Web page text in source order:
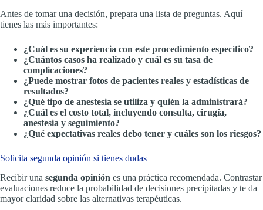
Antes de tomar una decisión, prepara una lista de preguntas. Aquí
tienes las más importantes:
¿Cuál es su experiencia con este procedimiento específico?
¿Cuántos casos ha realizado y cuál es su tasa de
complicaciones?
¿Puede mostrar fotos de pacientes reales y estadísticas de
resultados?
¿Qué tipo de anestesia se utiliza y quién la administrará?
¿Cuál es el costo total, incluyendo consulta, cirugía,
anestesia y seguimiento?
¿Qué expectativas reales debo tener y cuáles son los riesgos?
Solicita segunda opinión si tienes dudas
Recibir una segunda opinión es una práctica recomendada. Contrastar
evaluaciones reduce la probabilidad de decisiones precipitadas y te da
mayor claridad sobre las alternativas terapéuticas.